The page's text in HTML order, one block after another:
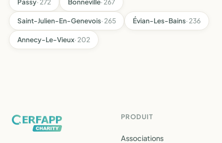
Passy· 272 Bonneville· 267
Saint-Julien-En-Genevois· 265 Évian-Les-Bains· 236
Annecy-Le-Vieux· 202
PRODUIT
Associations